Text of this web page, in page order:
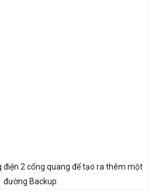
điện 2 cổng quang để tạo ra thêm một
đường Backup.